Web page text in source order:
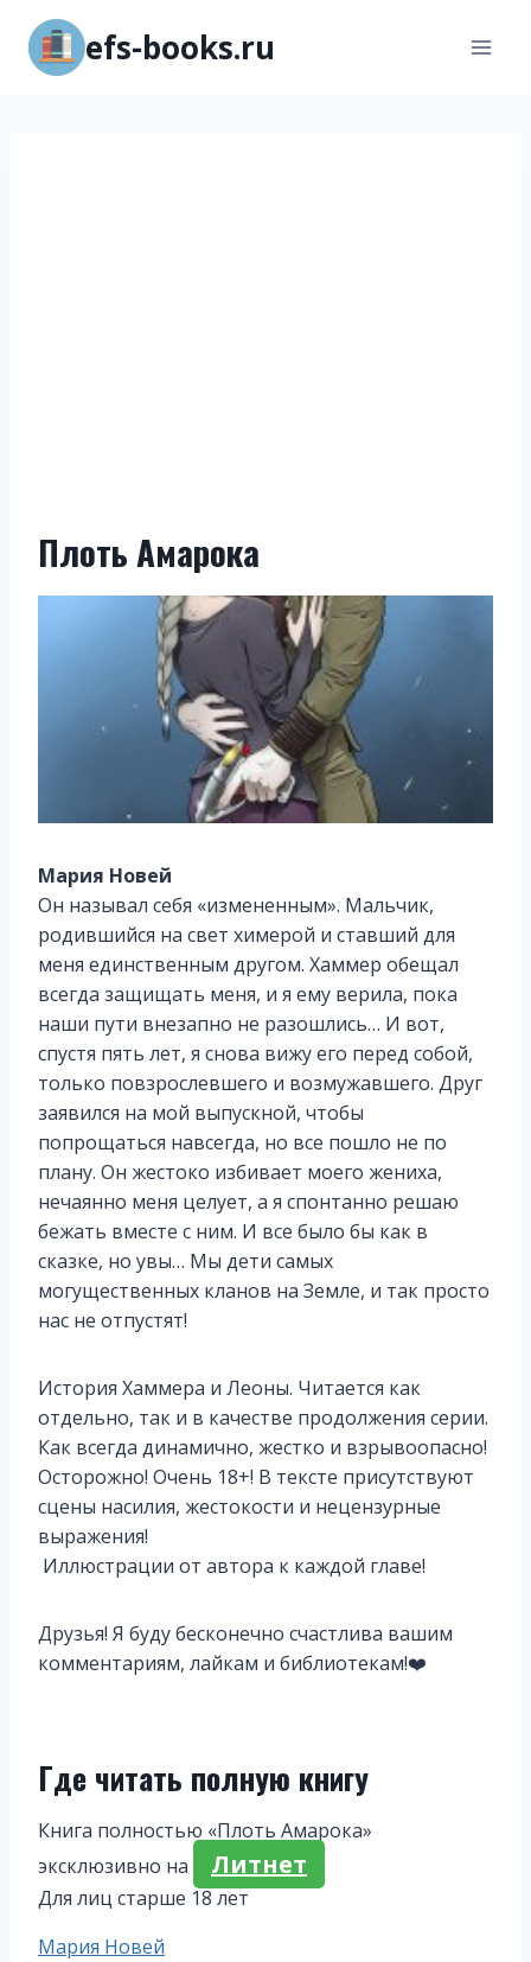
Перейти
содержимому
efs-books.ru
Плоть Амарока
Мария Новей
Он называл себя «измененным». Мальчик,
родившийся на свет химерой и ставший для
меня единственным другом. Хаммер обещал
всегда защищать меня, и я ему верила, пока
наши пути внезапно не разошлись… И вот,
спустя пять лет, я снова вижу его перед собой,
только повзрослевшего и возмужавшего. Друг
заявился на мой выпускной, чтобы
попрощаться навсегда, но все пошло не по
плану. Он жестоко избивает моего жениха,
нечаянно меня целует, а я спонтанно решаю
бежать вместе с ним. И все было бы как в
сказке, но увы… Мы дети самых
могущественных кланов на Земле, и так просто
нас не отпустят!
История Хаммера и Леоны. Читается как
отдельно, так и в качестве продолжения серии.
Как всегда динамично, жестко и взрывоопасно!
Осторожно! Очень 18+! В тексте присутствуют
сцены насилия, жестокости и нецензурные
выражения!
Иллюстрации от автора к каждой главе!
Друзья! Я буду бесконечно счастлива вашим
комментариям, лайкам и библиотекам!‍❤️‍
Где читать полную книгу
Книга полностью «Плоть Амарока»
эксклюзивно на
Литнет
Для лиц старше 18 лет
Метки
Мария Новей